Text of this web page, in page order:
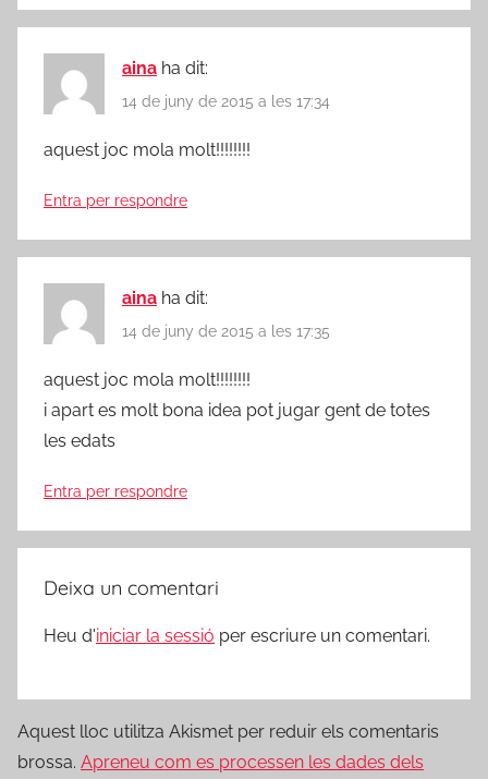
aina ha dit:
14 de juny de 2015 a les 17:34
aquest joc mola molt!!!!!!!!
Entra per respondre
aina ha dit:
14 de juny de 2015 a les 17:35
aquest joc mola molt!!!!!!!!
i apart es molt bona idea pot jugar gent de totes
les edats
Entra per respondre
Deixa un comentari
Heu d'iniciar la sessió per escriure un comentari.
Aquest lloc utilitza Akismet per reduir els comentaris
brossa. Apreneu com es processen les dades dels